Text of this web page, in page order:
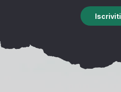
Iscriviti